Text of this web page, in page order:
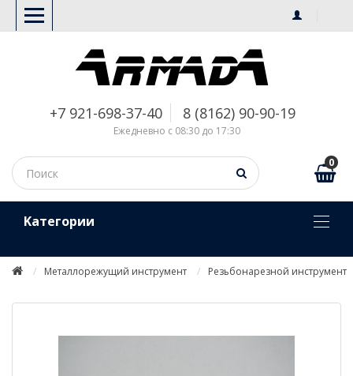
+7 921-698-37-40 8 (8162) 90-90-19
Ежедневно с 08:30 до 17:30
0
Kатегории
Металлорежущий инструмент Резьбонарезной инструмент